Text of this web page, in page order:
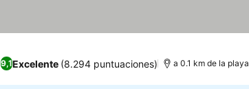
9,1Excelente (8.294 puntuaciones) a 0.1 km de la playa